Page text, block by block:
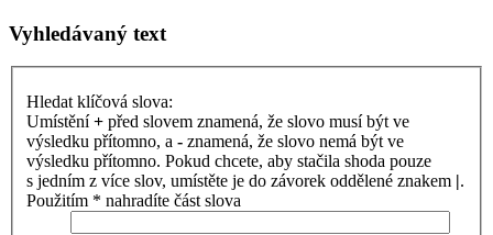
Vyhledávaný text
Hledat klíčová slova:
Umístění+ před slovem znamená, že slovo musí být ve
výsledku přítomno, a - znamená, že slovo nemá být ve
výsledku přítomno. Pokud chcete, aby stačila shoda pouze
s jedním z více slov, umístěte je do závorek oddělené znakem |.
Použitím * nahradíte část slova